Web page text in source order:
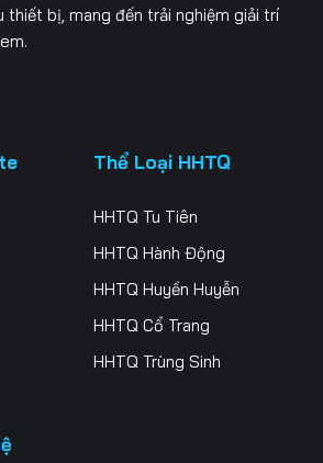
bị, mang đến trải nghiệm giải trí
Thể Loại HHTQ
HHTQ Tu Tiên
HHTQ Hành Động
HHTQ Huyền Huyễn
HHTQ Cổ Trang
HHTQ Trùng Sinh